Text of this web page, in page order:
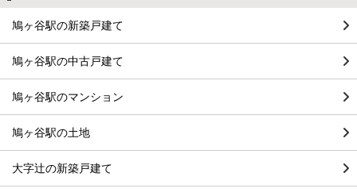
鳩ヶ谷駅の新築戸建て
鳩ヶ谷駅の中古戸建て
鳩ヶ谷駅のマンション
鳩ヶ谷駅の土地
大字辻の新築戸建て